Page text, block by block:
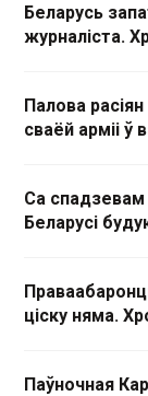
Беларусь
журналіста.
Палова
сваёй арміі ў
Са спадзевам
Беларусі
ціску няма.
Паўночная